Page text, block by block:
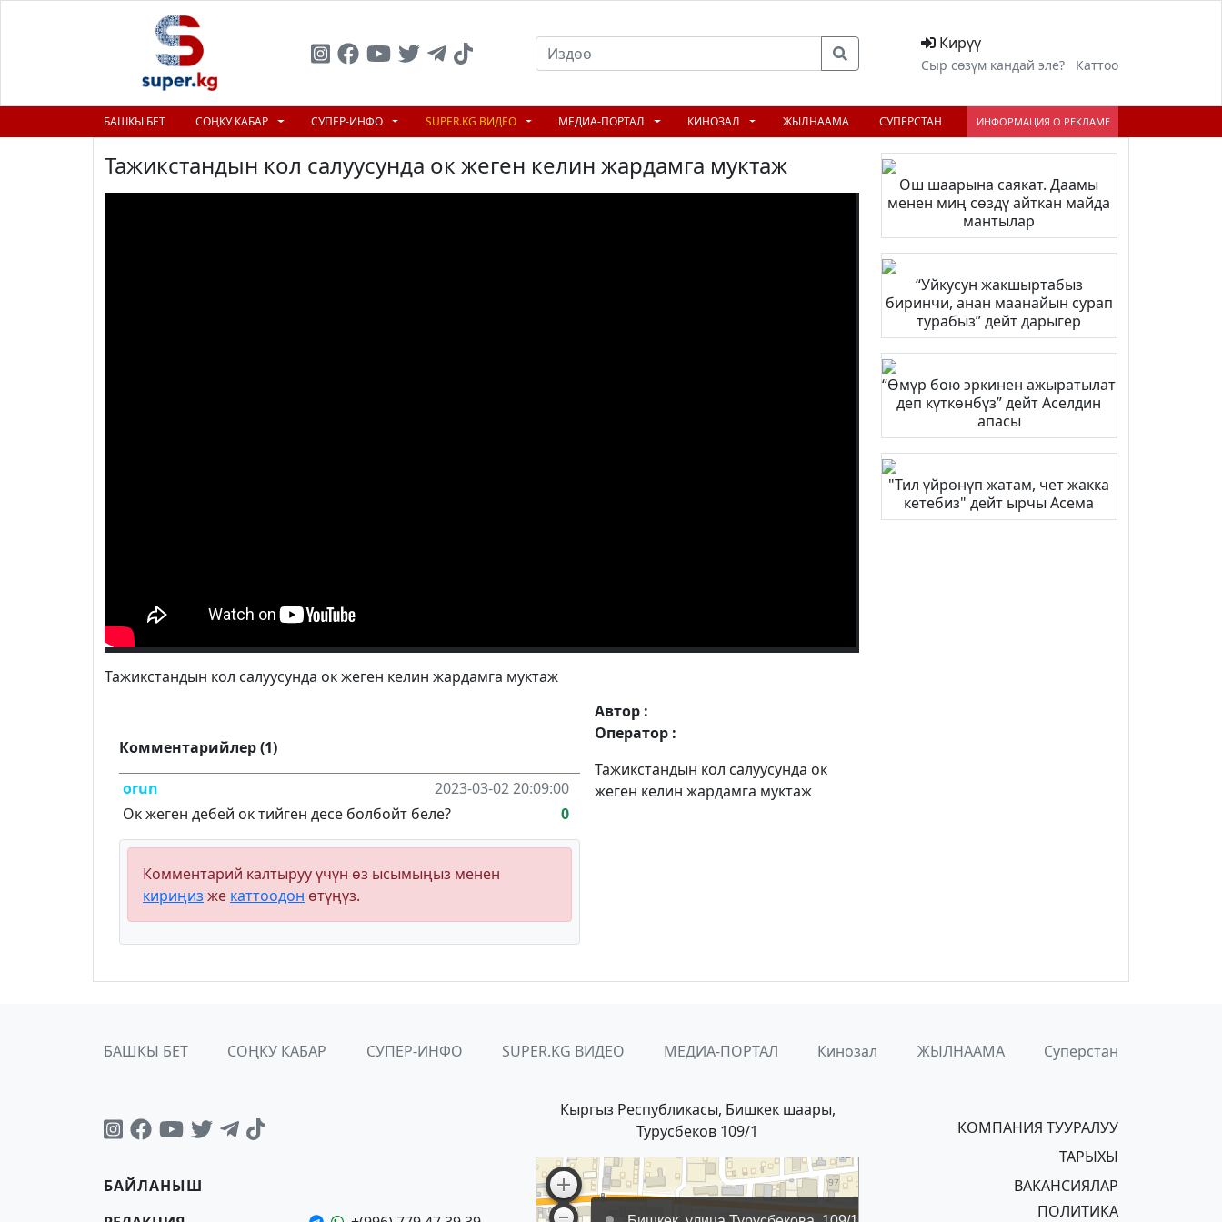
Кирүү
Сыр сөзүм кандай эле? Каттоо
БАШКЫ БЕТ СОҢКУ КАБАР СУПЕР-ИНФО SUPER.KG ВИДЕО МЕДИА-ПОРТАЛ КИНОЗАЛ ЖЫЛНААМА СУПЕРСТАН ИНФОРМАЦИЯ О РЕКЛАМЕ
Тажикстандын кол салуусунда ок жеген келин жардамга муктаж
Тажикстандын кол салуусунда ок жеген келин жардамга муктаж
Комментарийлер (1)
orun
2023-03-02 20:09:00
Ок жеген дебей ок тийген десе болбойт беле?
0
Комментарий калтыруу үчүн өз ысымыңыз менен
кириңиз же каттоодон өтүңүз.
Автор :
Оператор :
Тажикстандын кол салуусунда ок
жеген келин жардамга муктаж
Ош шаарына саякат. Даамы
менен миң сөздү айткан майда
мантылар
“Уйкусун жакшыртабыз
биринчи, анан маанайын сурап
турабыз” дейт дарыгер
“Өмүр бою эркинен ажыратылат
деп күткөнбүз” дейт Аселдин
апасы
"Тил үйрөнүп жатам, чет жакка
кетебиз" дейт ырчы Асема
БАШКЫ БЕТ СОҢКУ КАБАР СУПЕР-ИНФО SUPER.KG ВИДЕО МЕДИА-ПОРТАЛ Кинозал ЖЫЛНААМА Суперстан
БАЙЛАНЫШ
Кыргыз Республикасы, Бишкек шаары,
Турусбеков 109/1
КОМПАНИЯ ТУУРАЛУУ
ТАРЫХЫ
ВАКАНСИЯЛАР
ПОЛИТИКА